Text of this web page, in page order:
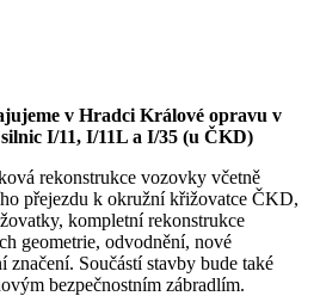
v Hradci Králové opravu v
I/11, I/11L a I/35 (u ČKD)
rekonstrukce vozovky včetně
přejezdu k okružní křižovatce ČKD,
kompletní rekonstrukce
geometrie, odvodnění, nové
značení. Součástí stavby bude také
bezpečnostním zábradlím.